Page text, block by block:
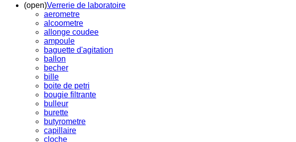
(open)Verrerie de laboratoire
aerometre
alcoometre
allonge coudee
ampoule
baguette d'agitation
ballon
becher
bille
boite de petri
bougie filtrante
bulleur
burette
butyrometre
capillaire
cloche